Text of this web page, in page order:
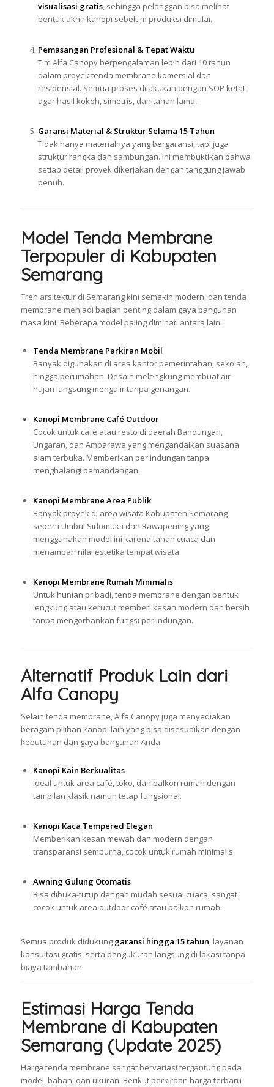
visualisasi gratis, sehingga pelanggan bisa melihat
bentuk akhir kanopi sebelum produksi dimulai.
Pemasangan Profesional & Tepat Waktu
Tim Alfa Canopy berpengalaman lebih dari 10 tahun
dalam proyek tenda membrane komersial dan
residensial. Semua proses dilakukan dengan SOP ketat
agar hasil kokoh, simetris, dan tahan lama.
Garansi Material & Struktur Selama 15 Tahun
Tidak hanya materialnya yang bergaransi, tapi juga
struktur rangka dan sambungan. Ini membuktikan bahwa
setiap detail proyek dikerjakan dengan tanggung jawab
penuh.
Model Tenda Membrane
Terpopuler di Kabupaten
Semarang
Tren arsitektur di Semarang kini semakin modern, dan tenda
membrane menjadi bagian penting dalam gaya bangunan
masa kini. Beberapa model paling diminati antara lain:
Tenda Membrane Parkiran Mobil
Banyak digunakan di area kantor pemerintahan, sekolah,
hingga perumahan. Desain melengkung membuat air
hujan langsung mengalir tanpa genangan.
Kanopi Membrane Café Outdoor
Cocok untuk café atau resto di daerah Bandungan,
Ungaran, dan Ambarawa yang mengandalkan suasana
alam terbuka. Memberikan perlindungan tanpa
menghalangi pemandangan.
Kanopi Membrane Area Publik
Banyak proyek di area wisata Kabupaten Semarang
seperti Umbul Sidomukti dan Rawapening yang
menggunakan model ini karena tahan cuaca dan
menambah nilai estetika tempat wisata.
Kanopi Membrane Rumah Minimalis
Untuk hunian pribadi, tenda membrane dengan bentuk
lengkung atau kerucut memberi kesan modern dan bersih
tanpa mengorbankan fungsi perlindungan.
Alternatif Produk Lain dari
Alfa Canopy
Selain tenda membrane, Alfa Canopy juga menyediakan
beragam pilihan kanopi lain yang bisa disesuaikan dengan
kebutuhan dan gaya bangunan Anda:
Kanopi Kain Berkualitas
Ideal untuk area café, toko, dan balkon rumah dengan
tampilan klasik namun tetap fungsional.
Kanopi Kaca Tempered Elegan
Memberikan kesan mewah dan modern dengan
transparansi sempurna, cocok untuk rumah minimalis.
Awning Gulung Otomatis
Bisa dibuka-tutup dengan mudah sesuai cuaca, sangat
cocok untuk area outdoor café atau balkon rumah.
Semua produk didukung garansi hingga 15 tahun , layanan
konsultasi gratis, serta pengukuran langsung di lokasi tanpa
biaya tambahan.
Estimasi Harga Tenda
Membrane di Kabupaten
Semarang (Update 2025)
Harga tenda membrane sangat bervariasi tergantung pada
model, bahan, dan ukuran. Berikut perkiraan harga terbaru